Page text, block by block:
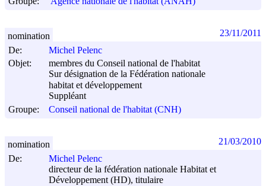
De:
Michel Pelenc
Objet:
membres du Conseil national de l'habitat
Sur désignation de la Fédération nationale
habitat et développement
Suppléant
Groupe:
Conseil national de l'habitat (CNH)
nomination 23/11/2011
De:
Michel Pelenc
directeur de la fédération nationale Habitat et
Développement (HD), titulaire
nomination 21/03/2010